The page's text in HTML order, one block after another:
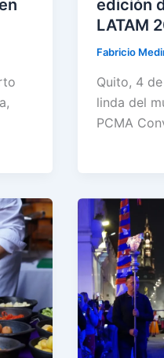
edición
LATAM
Fabricio
Quito, 4
linda del
PCMA